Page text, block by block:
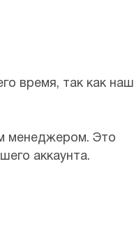
время, так как наш
менеджером. Это
аккаунта.